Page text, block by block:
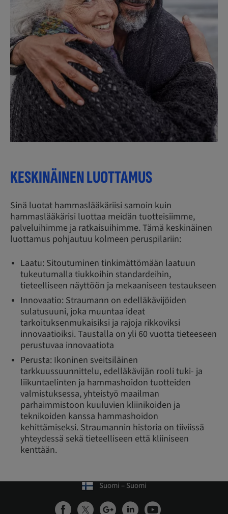
KESKINÄINEN LUOTTAMUS
Sinä luotat hammaslääkäriisi samoin kuin
hammaslääkärisi luottaa meidän tuotteisiimme,
palveluihimme ja ratkaisuihimme. Tämä keskinäinen
luottamus pohjautuu kolmeen peruspilariin:
Laatu: Sitoutuminen tinkimättömään laatuun
tukeutumalla tiukkoihin standardeihin,
tieteelliseen näyttöön ja mekaaniseen testaukseen
Innovaatio: Straumann on edelläkävijöiden
sulatusuuni, joka muuntaa ideat
tarkoituksenmukaisiksi ja rajoja rikkoviksi
innovaatioiksi. Taustalla on yli 60 vuotta tieteeseen
perustuvaa innovaatiota
Perusta: Ikoninen sveitsiläinen
tarkkuussuunnittelu, edelläkävijän rooli tuki- ja
liikuntaelinten ja hammashoidon tuotteiden
valmistuksessa, yhteistyö maailman
parhaimmistoon kuuluvien kliinikoiden ja
teknikoiden kanssa hammashoidon
kehittämiseksi. Straumannin historia on tiiviissä
yhteydessä sekä tieteelliseen että kliiniseen
kenttään.
Suomi – Suomi